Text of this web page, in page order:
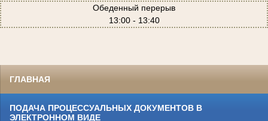
Обеденный перерыв
13:00 - 13:40
ГЛАВНАЯ
ПОДАЧА ПРОЦЕССУАЛЬНЫХ ДОКУМЕНТОВ В
ЭЛЕКТРОННОМ ВИДЕ